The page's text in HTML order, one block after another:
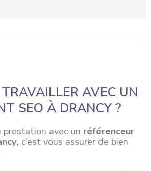
AVEC UN
SEO À DRANCY ?
prestation avec un référenceur
, c’est vous assurer de bien